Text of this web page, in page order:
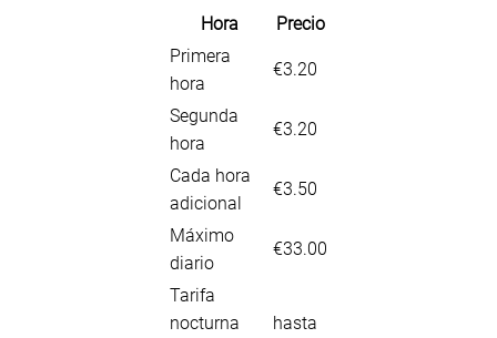
Hora
Precio
Primera
hora
€3.20
Segunda
hora
€3.20
Cada hora
adicional
€3.50
Máximo
diario
€33.00
Tarifa
nocturna
hasta